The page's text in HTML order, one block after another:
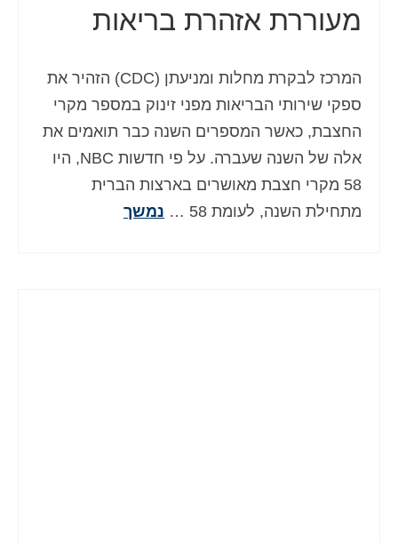
מעוררת אזהרת בריאות
המרכז לבקרת מחלות ומניעתן (CDC) הזהיר את
ספקי שירותי הבריאות מפני זינוק במספר מקרי
החצבת, כאשר המספרים השנה כבר תואמים את
אלה של השנה שעברה. על פי חדשות NBC, היו
58 מקרי חצבת מאושרים בארצות הברית
מתחילת השנה, לעומת 58 …
נמשך